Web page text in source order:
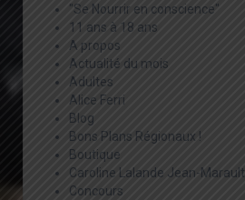
"Se Nourrir en conscience"
11 ans à 18 ans
A propos
Actualité du mois
Adultes
Alice Ferri
Blog
Bons Plans Régionaux !
Boutique
Caroline Lalande Jean-Marault
Concours